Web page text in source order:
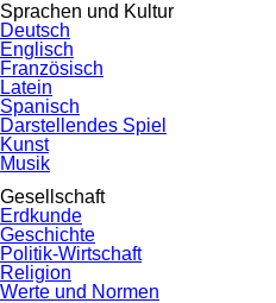
Sprachen und Kultur
Deutsch
Englisch
Französisch
Latein
Spanisch
Darstellendes Spiel
Kunst
Musik
Gesellschaft
Erdkunde
Geschichte
Politik-Wirtschaft
Religion
Werte und Normen